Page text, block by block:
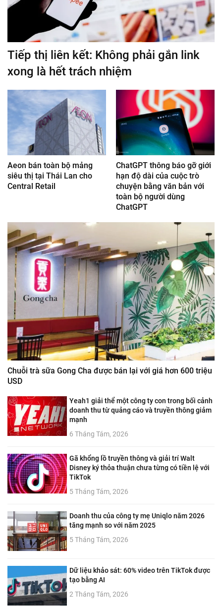
Tiếp thị liên kết: Không phải gắn link
xong là hết trách nhiệm
Aeon bán toàn bộ mảng
siêu thị tại Thái Lan cho
Central Retail
ChatGPT thông báo gỡ giới
hạn độ dài của cuộc trò
chuyện bằng văn bản với
toàn bộ người dùng
ChatGPT
Chuỗi trà sữa Gong Cha được bán lại với giá hơn 600 triệu
USD
Yeah1 giải thể một công ty con trong bối cảnh
doanh thu từ quảng cáo và truyền thông giảm
mạnh
6 Tháng Tám, 2026
Gã khổng lồ truyền thông và giải trí Walt
Disney ký thỏa thuận chưa từng có tiền lệ với
TikTok
5 Tháng Tám, 2026
Doanh thu của công ty mẹ Uniqlo năm 2026
tăng mạnh so với năm 2025
5 Tháng Tám, 2026
Dữ liệu khảo sát: 60% video trên TikTok được
tạo bằng AI
2 Tháng Tám, 2026